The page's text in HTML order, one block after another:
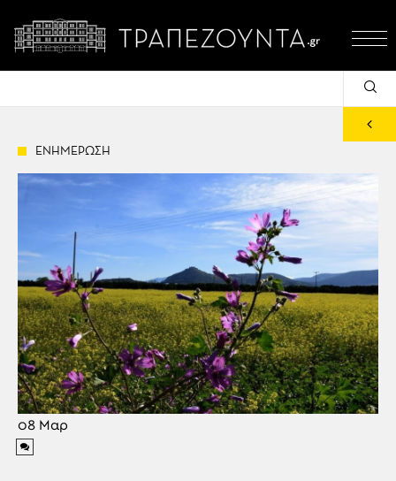
ΕΝΗΜΕΡΩΣΗ
08 Μαρ